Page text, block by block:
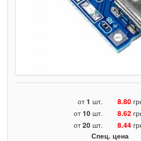
от 1 шт. 8.80
от 10 шт. 8.62
от20 шт. 8.44
Спец. цена